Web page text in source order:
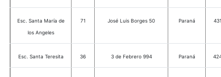
Esc. Santa María de
los Angeles
71 José Luis Borges 50 Paraná
Esc. Santa Teresita 36 3 de Febrero 994 Paraná